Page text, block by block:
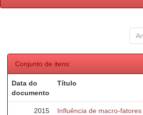
Conjunto de itens:
Data do
documento
Título
2015
Influência de macro-fatores